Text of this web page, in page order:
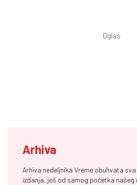
Arhiva
Arhiva nedeljnika Vreme obuhvata
izdanja, još od samog početka